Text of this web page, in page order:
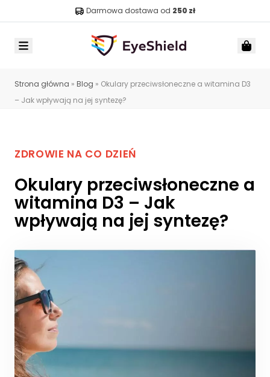
Darmowa dostawa od 250 zł
Strona główna » Blog » Okulary przeciwsłoneczne a witamina D3
– Jak wpływają na jej syntezę?
ZDROWIE NA CO DZIEŃ
Okulary przeciwsłoneczne a
witamina D3 – Jak
wpływają na jej syntezę?